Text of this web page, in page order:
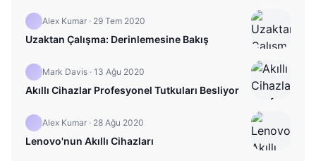
Alex Kumar · 29 Tem 2020
Uzaktan Çalışma: Derinlemesine Bakış
Mark Davis · 13 Ağu 2020
Akıllı Cihazlar Profesyonel Tutkuları Besliyor
Alex Kumar · 28 Ağu 2020
Lenovo'nun Akıllı Cihazları